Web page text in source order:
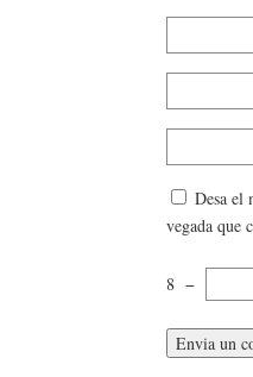
Desa el
vegada que
8 −